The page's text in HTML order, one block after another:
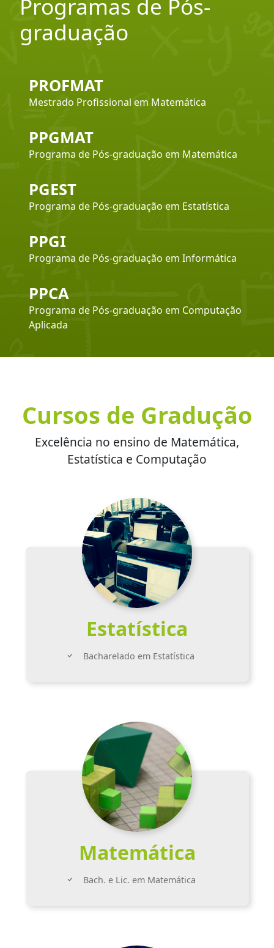
graduação
PROFMAT
Mestrado Profissional em Matemática
PPGMAT
Programa de Pós-graduação em Matemática
PGEST
Programa de Pós-graduação em Estatística
PPGI
Programa de Pós-graduação em Informática
PPCA
Programa de Pós-graduação em Computação
Aplicada
Cursos de Gradução
Excelência no ensino de Matemática,
Estatística e Computação
Estatística
Bacharelado em Estatística
Matemática
Bach. e Lic. em Matemática